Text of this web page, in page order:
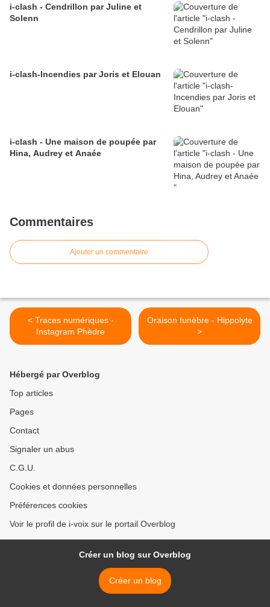
i-clash - Cendrillon par Juline et
Solenn
i-clash-Incendies par Joris et Elouan
i-clash - Une maison de poupée par
Hina, Audrey et Anaée
Commentaires
Ajouter un commentaire
< Traces numériques -
Instagram Phèdre
Oraison funèbre - Hippolyte
>
Hébergé par Overblog
Top articles
Pages
Contact
Signaler un abus
C.G.U.
Cookies et données personnelles
Préférences cookies
Voir le profil de i-voix sur le portail Overblog
Créer un blog sur Overblog
Créer un blog